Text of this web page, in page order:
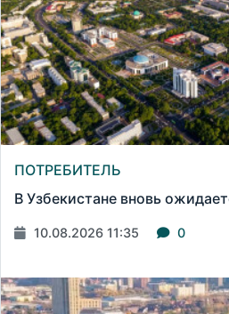
ПОТРЕБИТЕЛЬ
В Узбекистане вновь
10.08.2026 11:35 0